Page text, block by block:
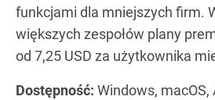
funkcjami dla mniejszych firm.
większych zespołów plany
od 7,25 USD za użytkownika
Dostępność: Windows, macOS,